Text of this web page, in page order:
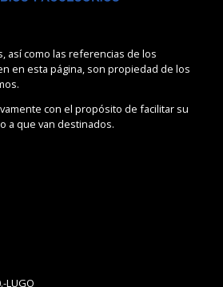
así como las referencias de los
en esta página, son propiedad de los
con el propósito de facilitar su
a que van destinados.
LUGO